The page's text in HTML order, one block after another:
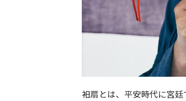
衵扇とは、平安時代に宮